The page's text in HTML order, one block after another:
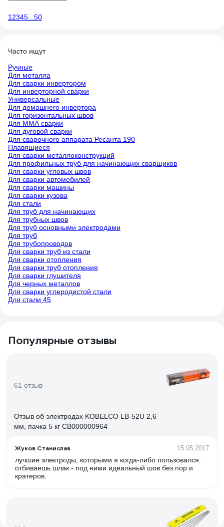
1 2345 50
Часто ищут
Ручные
Для металла
Для сварки инвертором
Для инверторной сварки
Универсальные
Для домашнего инвертора
Для горизонтальных швов
Для ММА сварки
Для дуговой сварки
Для сварочного аппарата Ресанта 190
Плавящиеся
Для сварки металлоконструкций
Для профильных труб для начинающих сварщиков
Для сварки угловых швов
Для сварки автомобилей
Для сварки машины
Для сварки кузова
Для стали
Для труб для начинающих
Для трубных швов
Для труб основными электродами
Для труб
Для трубопроводов
Для сварки труб из стали
Для сварки отопления
Для сварки труб отопления
Для сварки глушителя
Для черных металлов
Для сварки углеродистой стали
Для стали 45
Популярные отзывы
61 отзыв
Отзыв об электродах KOBELCO LB-52U 2,6
мм, пачка 5 кг СВ000000964
Жуков Станислав 15.05.2017
лучшие электроды, которыми я когда-либо пользовался.
отбиваешь шлак - под ними идеальный шов без пор и
кратеров.